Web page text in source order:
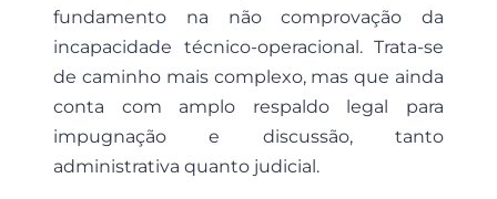
fundamento na não comprovação da
incapacidade técnico-operacional. Trata-se
de caminho mais complexo, mas que ainda
conta com amplo respaldo legal para
impugnação e discussão, tanto
administrativa quanto judicial.